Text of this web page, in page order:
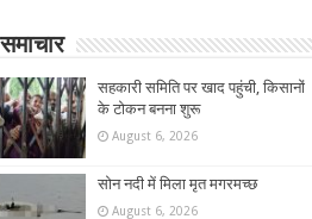
सहकारी समिति पर खाद पहुंची, किसानों
के टोकन बनना शुरू
August 6, 2026
सोन नदी में मिला मृत मगरमच्छ
August 6, 2026